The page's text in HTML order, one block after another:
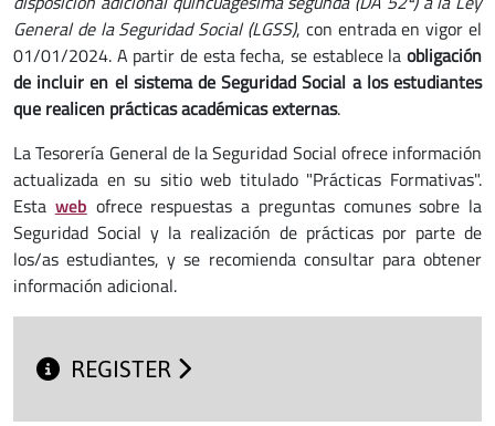
General de la Seguridad Social (LGSS), con entrada en vigor el
01/01/2024. A partir de esta fecha, se establece la obligación
de incluir en el sistema de Seguridad Social a los estudiantes
que realicen prácticas académicas externas.
La Tesorería General de la Seguridad Social ofrece información
actualizada en su sitio web titulado "Prácticas Formativas".
Esta web ofrece respuestas a preguntas comunes sobre la
Seguridad Social y la realización de prácticas por parte de
los/as estudiantes, y se recomienda consultar para obtener
información adicional.
REGISTER